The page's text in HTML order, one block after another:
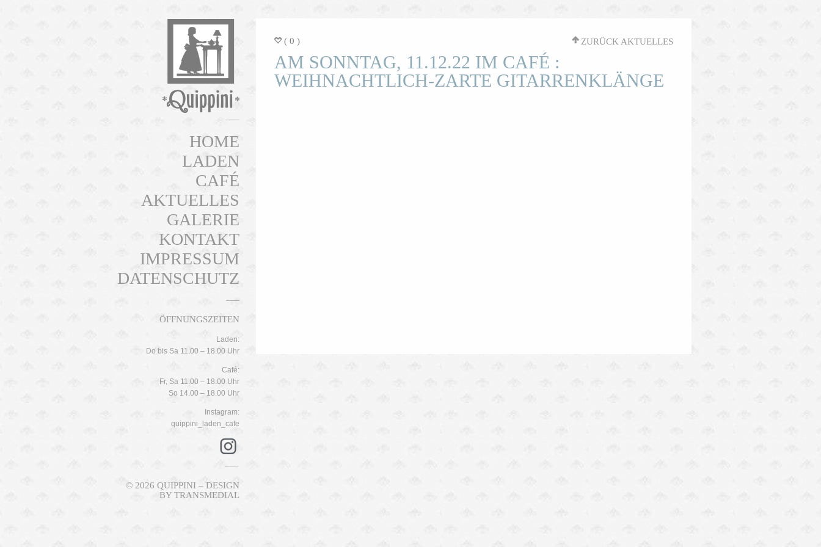
HOME
LADEN
CAFÉ
AKTUELLES
GALERIE
KONTAKT
IMPRESSUM
DATENSCHUTZ
ÖFFNUNGSZEITEN
Laden:
Do bis Sa 11.00 – 18.00 Uhr
Café:
Fr, Sa 11.00 – 18.00 Uhr
So 14.00 – 18.00 Uhr
Instagram:
quippini_laden_cafe
© 2026 QUIPPINI – DESIGN
BY TRANSMEDIAL
' ZURÜCK AKTUELLES
= ( 0 )
AM SONNTAG, 11.12.22 IM CAFÉ :
WEIHNACHTLICH-ZARTE GITARRENKLÄNGE